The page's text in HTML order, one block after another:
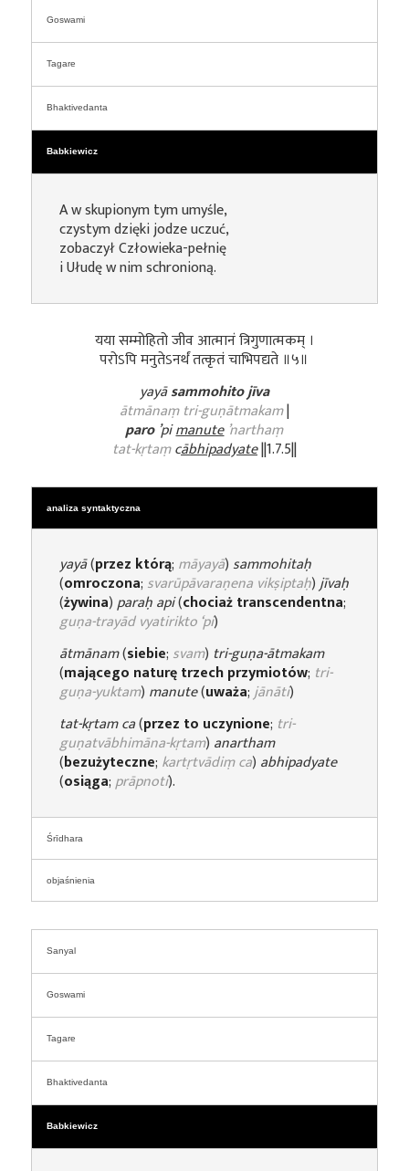
Goswami
Tagare
Bhaktivedanta
Babkiewicz
A w skupionym tym umyśle,
czystym dzięki jodze uczuć,
zobaczył Człowieka-pełnię
i Ułudę w nim schronioną.
यया सम्मोहितो जीव आत्मानं त्रिगुणात्मकम् ।
परोऽपि मनुतेऽनर्थं तत्कृतं चाभिपद्यते ॥५॥
yayāsammohito jīva
ātmānaṃ tri-guṇātmakam|
paro’pimanute ’narthaṃ
tat-kṛtaṃcābhipadyate||1.7.5||
analiza syntaktyczna
yayā(przez którą; māyayā)sammohitaḥ
(omroczona; svarūpāvaraṇena vikṣiptaḥ)jīvaḥ
(żywina)paraḥ api(chociaż transcendentna;
guṇa-trayād vyatirikto ‘pi)
ātmānam(siebie; svam) tri-guṇa-ātmakam
(mającego naturę trzech przymiotów; tri-
guṇa-yuktam) manute(uważa;jānāti)
tat-kṛtam ca(przez to uczynione; tri-
guṇatvābhimāna-kṛtam) anartham
(bezużyteczne; kartṛtvādiṃ ca) abhipadyate
(osiąga;prāpnoti).
Śrīdhara
objaśnienia
Sanyal
Goswami
Tagare
Bhaktivedanta
Babkiewicz